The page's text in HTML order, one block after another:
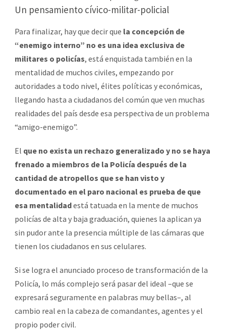
Un pensamiento cívico-militar-policial
Para finalizar, hay que decir que la concepción de
“enemigo interno” no es una idea exclusiva de
militares o policías, está enquistada también en la
mentalidad de muchos civiles, empezando por
autoridades a todo nivel, élites políticas y económicas,
llegando hasta a ciudadanos del común que ven muchas
realidades del país desde esa perspectiva de un problema
“amigo-enemigo”.
El que no exista un rechazo generalizado y no se haya
frenado a miembros de la Policía después de la
cantidad de atropellos que se han visto y
documentado en el paro nacional es prueba de que
esa mentalidadestá tatuada en la mente de muchos
policías de alta y baja graduación, quienes la aplican ya
sin pudor ante la presencia múltiple de las cámaras que
tienen los ciudadanos en sus celulares.
Si se logra el anunciado proceso de transformación de la
Policía, lo más complejo será pasar del ideal –que se
expresará seguramente en palabras muy bellas–, al
cambio real en la cabeza de comandantes, agentes y el
propio poder civil.